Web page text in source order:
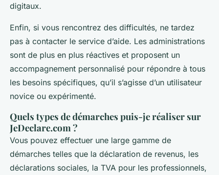
digitaux.
Enfin, si vous rencontrez des difficultés, ne tardez
pas à contacter le service d’aide. Les administrations
sont de plus en plus réactives et proposent un
accompagnement personnalisé pour répondre à tous
les besoins spécifiques, qu’il s’agisse d’un utilisateur
novice ou expérimenté.
Quels types de démarches puis-je réaliser sur
JeDeclare.com ?
Vous pouvez effectuer une large gamme de
démarches telles que la déclaration de revenus, les
déclarations sociales, la TVA pour les professionnels,